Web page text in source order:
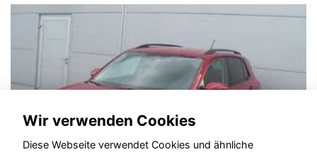
Wir verwenden Cookies
Diese Webseite verwendet Cookies und ähnliche